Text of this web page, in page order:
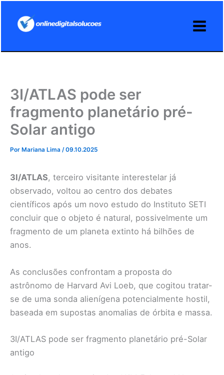
3I/ATLAS pode ser
fragmento planetário pré-
Solar antigo
Por Mariana Lima /09.10.2025
3I/ATLAS, terceiro visitante interestelar já
observado, voltou ao centro dos debates
científicos após um novo estudo do Instituto SETI
concluir que o objeto é natural, possivelmente um
fragmento de um planeta extinto há bilhões de
anos.
As conclusões confrontam a proposta do
astrônomo de Harvard Avi Loeb, que cogitou tratar-
se de uma sonda alienígena potencialmente hostil,
baseada em supostas anomalias de órbita e massa.
3I/ATLAS pode ser fragmento planetário pré-Solar
antigo